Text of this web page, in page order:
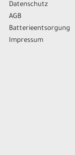
Datenschutz
AGB
Batterieentsorgung
Impressum